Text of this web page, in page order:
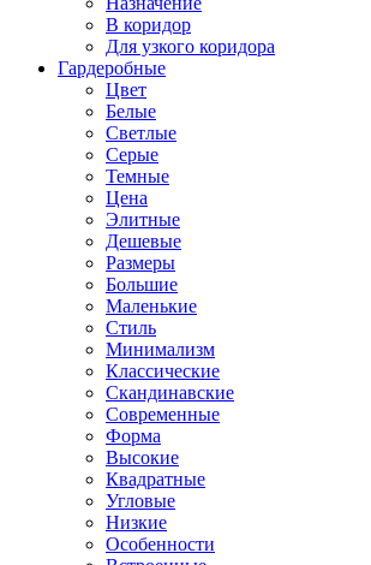
В коридор
Для узкого коридора
Гардеробные
Цвет
Белые
Светлые
Серые
Темные
Цена
Элитные
Дешевые
Размеры
Большие
Маленькие
Стиль
Минимализм
Классические
Скандинавские
Современные
Форма
Высокие
Квадратные
Угловые
Низкие
Особенности